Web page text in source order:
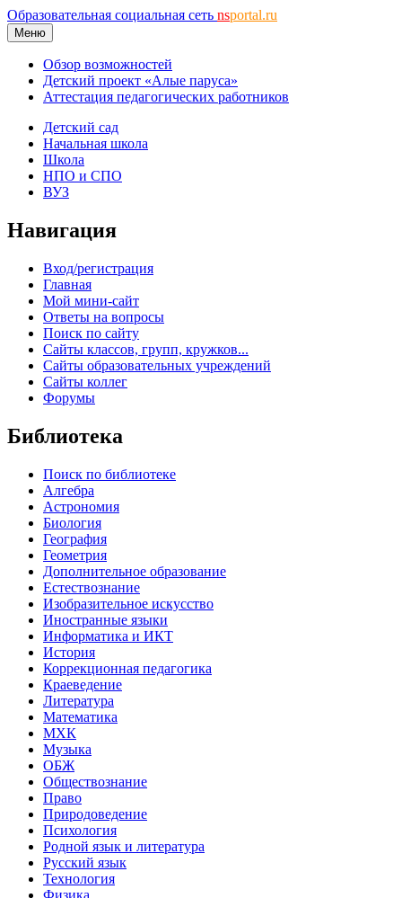
Образовательная социальная сеть nsportal.ru
Меню
Обзор возможностей
Детский проект «Алые паруса»
Аттестация педагогических работников
Детский сад
Начальная школа
Школа
НПО и СПО
ВУЗ
Навигация
Вход/регистрация
Главная
Мой мини-сайт
Ответы на вопросы
Поиск по сайту
Сайты классов, групп, кружков...
Сайты образовательных учреждений
Сайты коллег
Форумы
Библиотека
Поиск по библиотеке
Алгебра
Астрономия
Биология
География
Геометрия
Дополнительное образование
Естествознание
Изобразительное искусство
Иностранные языки
Информатика и ИКТ
История
Коррекционная педагогика
Краеведение
Литература
Математика
МХК
Музыка
ОБЖ
Обществознание
Право
Природоведение
Психология
Родной язык и литература
Русский язык
Технология
Физика